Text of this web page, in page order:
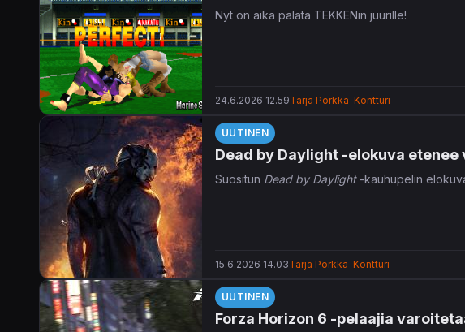
Nyt on aika palata TEKKENin juurille!
24.6.2026 12.59Tarja Porkka-Kontturi
UUTINEN
Dead by Daylight -elokuva
Suositun Dead by Daylight-kauhupelin
15.6.2026 14.03Tarja Porkka-Kontturi
UUTINEN
Forza Horizon 6 -pelaajia